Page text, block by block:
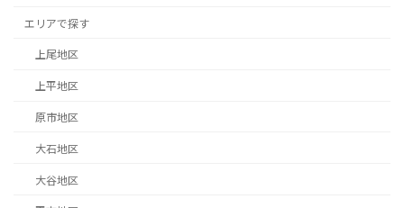
エリアで探す
上尾地区
上平地区
原市地区
大石地区
大谷地区